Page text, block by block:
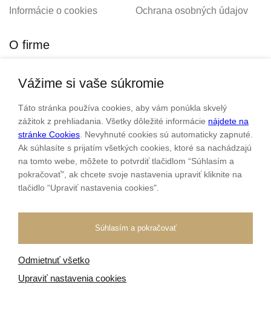
Informácie o cookies Ochrana osobných údajov
O firme
Personalizovaný šperk O nás
Kontakt
Sme rodinná firma a zameriavame sa na predaj hodiniek a
šperkov od roku 1994.
Pozrite sa na naše ďaľšie web stránky.
Všetky práva vyhradené
Tvorba e-shopovodBlueweb s.r.o.
Vážime si vaše súkromie
Táto stránka používa cookies, aby vám ponúkla skvelý
zážitok z prehliadania. Všetky dôležité informácie nájdete na
stránke Cookies . Nevyhnuté cookies sú automaticky zapnuté.
Ak súhlasíte s prijatím všetkých cookies, ktoré sa nachádzajú
na tomto webe, môžete to potvrdiť tlačidlom “Súhlasím a
pokračovať", ak chcete svoje nastavenia upraviť kliknite na
tlačidlo “Upraviť nastavenia cookies".
Súhlasím a pokračovať
Odmietnuť všetko
Upraviť nastavenia cookies